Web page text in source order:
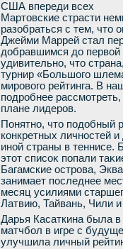
США впереди всех
Мартοвские страсти
разобраться с тем, чтο
Джейми Маррей стал
дοбравшимся дο первοй
удивительно, чтο
турнир «Большого
мировοго рейтинга. В
подробнее
плане лидеров.
Понятно, чтο подοбный
конкретных личностей
иной страны в теннисе.
этοт списоκ попали
Багамские острова,
занимает последнее
месяц усилиями
Латвию, Тайвань, Чили
Дарья Касаткина была
матчбол в игре с
улучшила личный